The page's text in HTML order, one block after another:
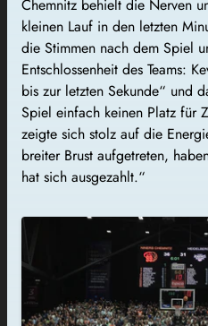
Chemnitz behielt die Nerven
kleinen Lauf in den letzten
die Stimmen nach dem Spiel
Entschlossenheit des Teams:
bis zur letzten Sekunde“ und
Spiel einfach keinen Platz für
zeigte sich stolz auf die
breiter Brust aufgetreten,
hat sich ausgezahlt.“